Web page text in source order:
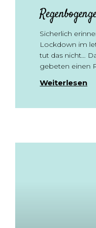
Sicherlich
Lockdown im
tut das nicht…
gebeten einen
Weiterlesen